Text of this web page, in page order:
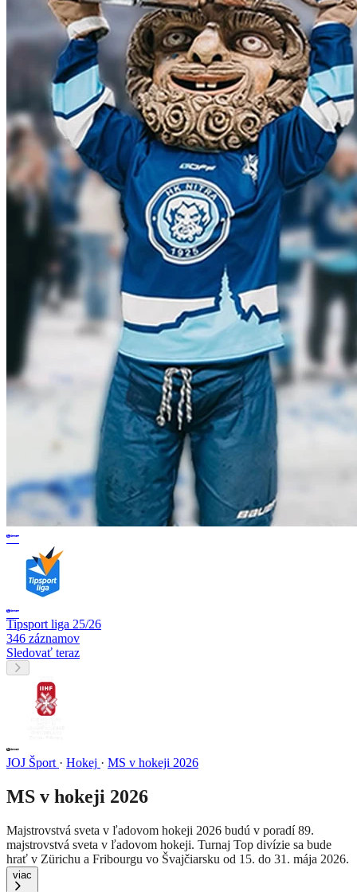
Tipsport liga 25/26
346 záznamov
Sledovať teraz
JOJ Šport · Hokej · MS v hokeji 2026
MS v hokeji 2026
Majstrovstvá sveta v ľadovom hokeji 2026 budú v poradí 89.
majstrovstvá sveta v ľadovom hokeji. Turnaj Top divízie sa bude
hrať v Zürichu a Fribourgu vo Švajčiarsku od 15. do 31. mája 2026.
viac